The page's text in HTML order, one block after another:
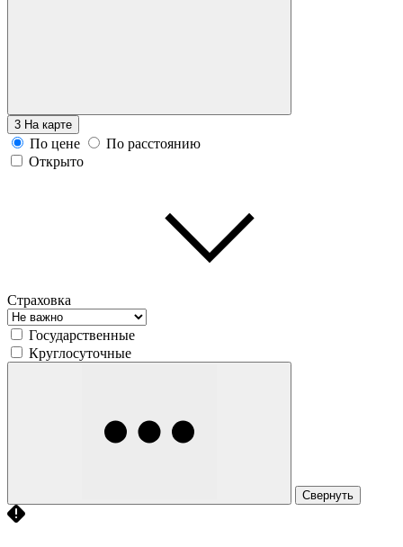
3 На карте
По цене
По расстоянию
Открыто
Страховка
Государственные
Круглосуточные
Свернуть